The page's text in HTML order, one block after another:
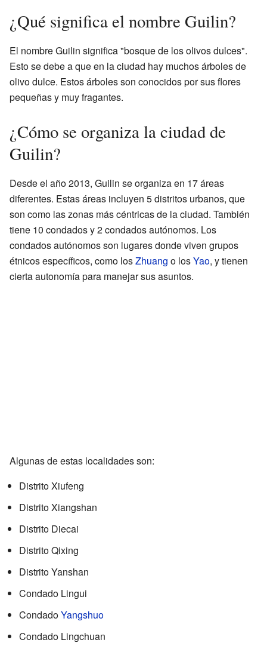
¿Qué significa el nombre Guilin?
El nombre Guilin significa "bosque de los olivos dulces".
Esto se debe a que en la ciudad hay muchos árboles de
olivo dulce. Estos árboles son conocidos por sus flores
pequeñas y muy fragantes.
¿Cómo se organiza la ciudad de
Guilin?
Desde el año 2013, Guilin se organiza en 17 áreas
diferentes. Estas áreas incluyen 5 distritos urbanos, que
son como las zonas más céntricas de la ciudad. También
tiene 10 condados y 2 condados autónomos. Los
condados autónomos son lugares donde viven grupos
étnicos específicos, como losZhuang o losYao, y tienen
cierta autonomía para manejar sus asuntos.
Algunas de estas localidades son:
Distrito Xiufeng
Distrito Xiangshan
Distrito Diecai
Distrito Qixing
Distrito Yanshan
Condado Lingui
CondadoYangshuo
Condado Lingchuan